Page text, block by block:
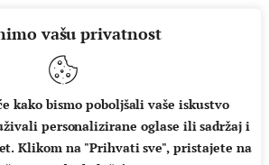
vašu privatnost
kako bismo poboljšali vaše iskustvo
personalizirane oglase ili sadržaj i
Klikom na "Prihvati sve", pristajete na
UVJETI KORIŠTENJA